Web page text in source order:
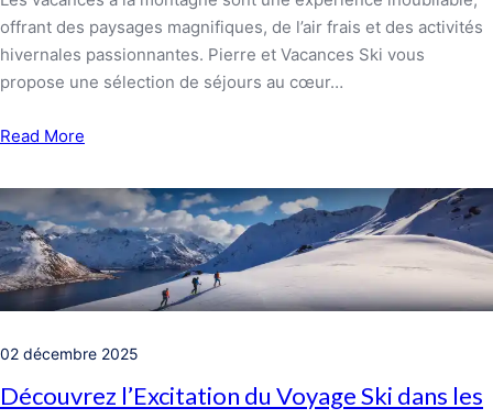
offrant des paysages magnifiques, de l’air frais et des activités
hivernales passionnantes. Pierre et Vacances Ski vous
propose une sélection de séjours au cœur…
Read More
02 décembre 2025
Découvrez l’Excitation du Voyage Ski dans les